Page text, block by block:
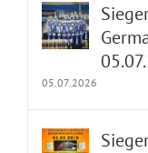
05.07.2026